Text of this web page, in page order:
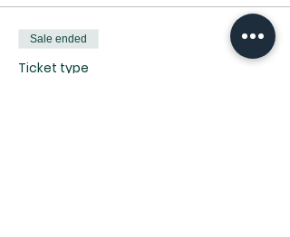
Sale ended
Ticket type